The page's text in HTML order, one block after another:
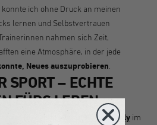
ich ohne Druck an meinen
lernen und Selbstvertrauen
nahmen sich Zeit,
eine Atmosphäre, in der jede
Neues auszuprobieren
SPORT – ECHTE
FÜRS LEBEN
am MyCyclingCamp Women Only im